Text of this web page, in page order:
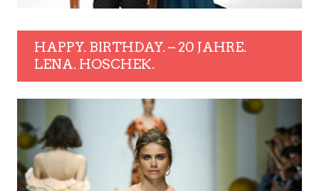
HAPPY. BIRTHDAY. – 20 JAHRE.
LENA. HOSCHEK.